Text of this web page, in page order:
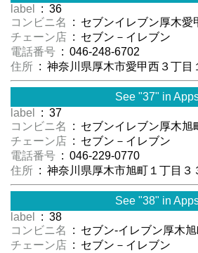
label
: 36
コンビニ名
: セブンイレブン厚木愛
チェーン店 : セブン－イレブン
電話番号 : 046-248-6702
住所 : 神奈川県厚木市愛甲西３丁目
See "37" in
label
: 37
コンビニ名
: セブンイレブン厚木旭
チェーン店 : セブン－イレブン
電話番号 : 046-229-0770
住所 : 神奈川県厚木市旭町１丁目３
See "38" in
label
: 38
コンビニ名
: セブン‐イレブン厚木
チェーン店 : セブン－イレブン